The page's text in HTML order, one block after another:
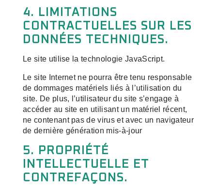
4. LIMITATIONS
CONTRACTUELLES SUR LES
DONNÉES TECHNIQUES.
Le site utilise la technologie JavaScript.
Le site Internet ne pourra être tenu responsable
de dommages matériels liés à l’utilisation du
site. De plus, l’utilisateur du site s’engage à
accéder au site en utilisant un matériel récent,
ne contenant pas de virus et avec un navigateur
de dernière génération mis-à-jour
5. PROPRIÉTÉ
INTELLECTUELLE ET
CONTREFAÇONS.